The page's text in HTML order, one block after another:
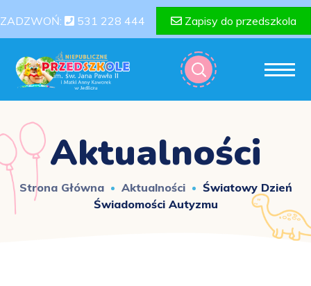
ZADZWOŃ: 531 228 444 Zapisy do przedszkola
Aktualności
Strona Główna Aktualności
Światowy Dzień
Świadomości Autyzmu